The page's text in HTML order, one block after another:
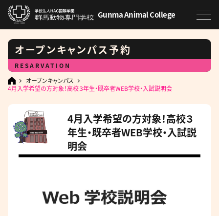
Gunma Animal College
オープンキャンパス予約
RESARVATION
オープンキャンパス
4月入学希望の方対象！高校３年生・既卒者WEB学校・入試説明会
4月入学希望の方対象！高校３
年生・既卒者WEB学校・入試説
明会